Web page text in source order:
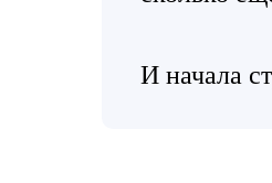
И начала